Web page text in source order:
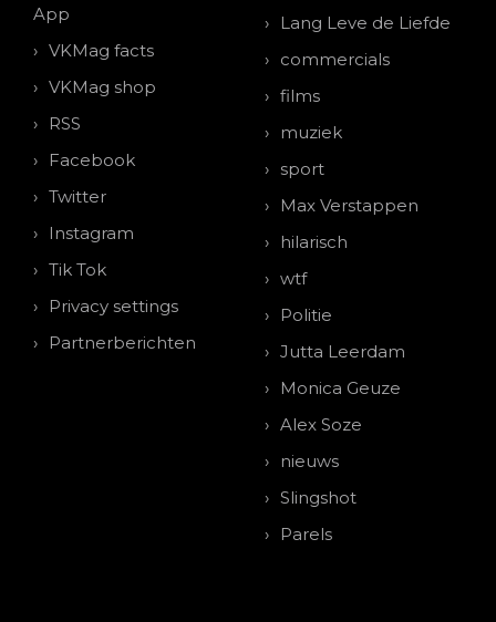
App
VKMag facts
VKMag shop
RSS
Facebook
Twitter
Instagram
Tik Tok
Privacy settings
Partnerberichten
Lang Leve de Liefde
commercials
films
muziek
sport
Max Verstappen
hilarisch
wtf
Politie
Jutta Leerdam
Monica Geuze
Alex Soze
nieuws
Slingshot
Parels